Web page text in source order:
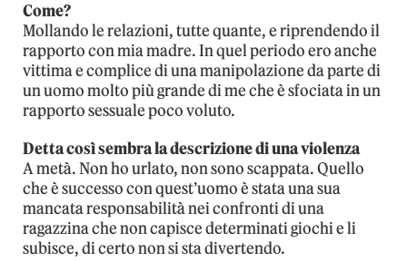
Come?
Mollando le relazioni, tutte quante, e riprendendo il
rapporto con mia madre. In quel periodo ero anche
vittima e complice di una manipolazione da parte di
un uomo molto più grande di me che è sfociata in un
rapporto sessuale poco voluto.
Detta così sembra la descrizione di una violenza
A metà. Non ho urlato, non sono scappata. Quello
che è successo con quest’uomo è stata una sua
mancata responsabilità nei confronti di una
ragazzina che non capisce determinati giochi e li
subisce, di certo non si sta divertendo.